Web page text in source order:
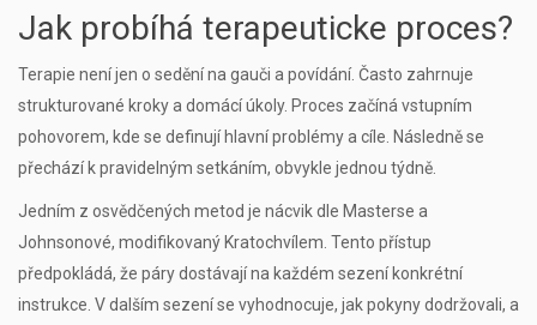
Jak probíhá terapeuticke proces?
Terapie není jen o sedění na gauči a povídání. Často zahrnuje
strukturované kroky a domácí úkoly. Proces začíná vstupním
pohovorem, kde se definují hlavní problémy a cíle. Následně se
přechází k pravidelným setkáním, obvykle jednou týdně.
Jedním z osvědčených metod je nácvik dle Masterse a
Johnsonové, modifikovaný Kratochvílem. Tento přístup
předpokládá, že páry dostávají na každém sezení konkrétní
instrukce. V dalším sezení se vyhodnocuje, jak pokyny dodržovali, a